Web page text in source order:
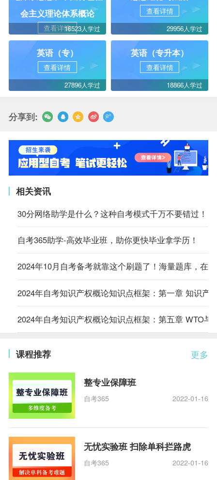
会主义理论体系概论
查看详情16523人学过
查看详情
29956人学过
英语（专）
查看详情
27896人学过
英语（专升本）
查看详情
18866人学过
分享到:
相关资讯
30分网络助学是什么？这种自考模式千万不要错过！
自考365助学-高效毕业班，助你更快毕业拿学历！
2024年10月自考备考就靠这个刷题了！海量题库，在
2024年自考知识产权概论知识点框架：第一章 知识产
2024年自考知识产权概论知识点框架：第五章 WTO与
更多
课程推荐
整专业保障班
自考365 2022-01-16
无忧实验班 扫除单科拦路虎
自考365 2022-01-16